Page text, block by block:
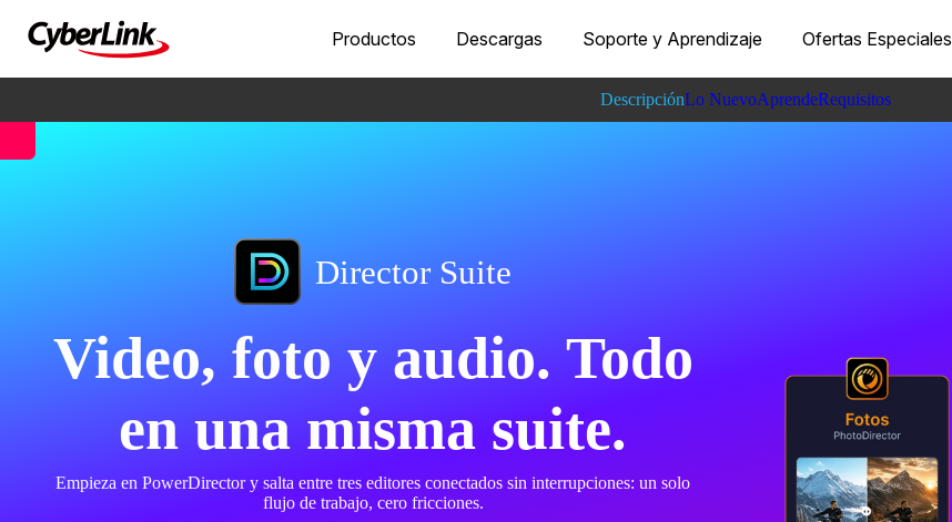
Productos Descargas Soporte y Aprendizaje Ofertas Especiales
DescripciónLo NuevoAprendeRequisitos
Director Suite
Video, foto y audio. Todo
en una misma suite.
Empieza en PowerDirector y salta entre tres editores conectados sin interrupciones: un solo
flujo de trabajo, cero fricciones.